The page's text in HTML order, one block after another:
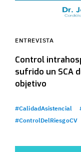
ENTREVISTA
Control
sufrido un SCA
objetivo
#CalidadAsistencial
#ControlDelRiesgoCV